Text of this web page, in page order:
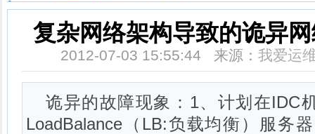
复杂网络架构导致的诡异
2012-07-03 15:55:44 来源： 我爱运
诡异的故障现象：1、计划在IDC
LoadBalance（LB:负载均衡）服务